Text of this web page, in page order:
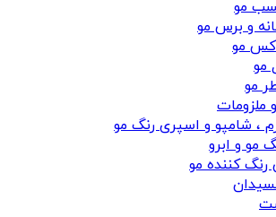
مو
و برس مو
مو
مو
مو
ملزومات
، شامپو و اسپری رنگ مو
مو و ابرو
رنگ کننده مو